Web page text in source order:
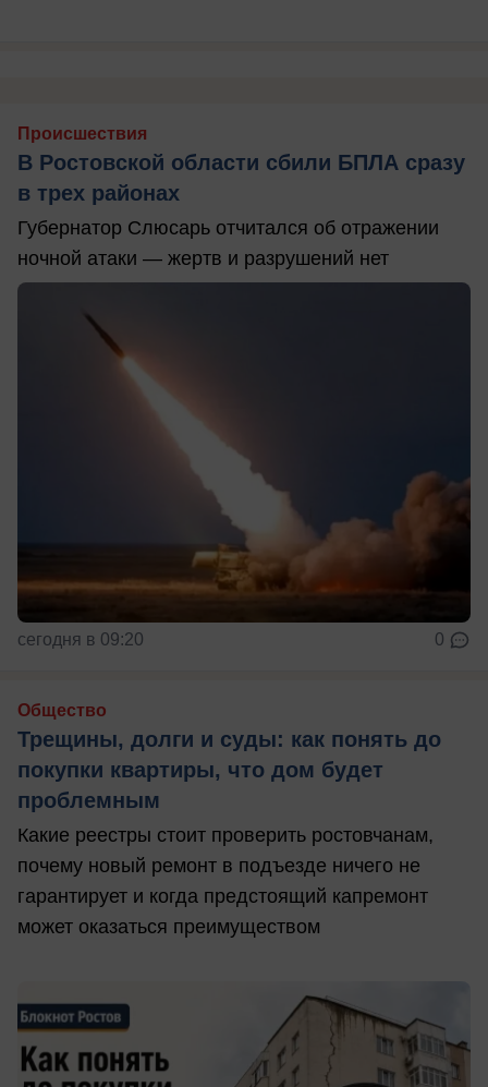
Происшествия
В Ростовской области сбили БПЛА сразу
в трех районах
Губернатор Слюсарь отчитался об отражении
ночной атаки — жертв и разрушений нет
сегодня в 09:20 0
Общество
Трещины, долги и суды: как понять до
покупки квартиры, что дом будет
проблемным
Какие реестры стоит проверить ростовчанам,
почему новый ремонт в подъезде ничего не
гарантирует и когда предстоящий капремонт
может оказаться преимуществом